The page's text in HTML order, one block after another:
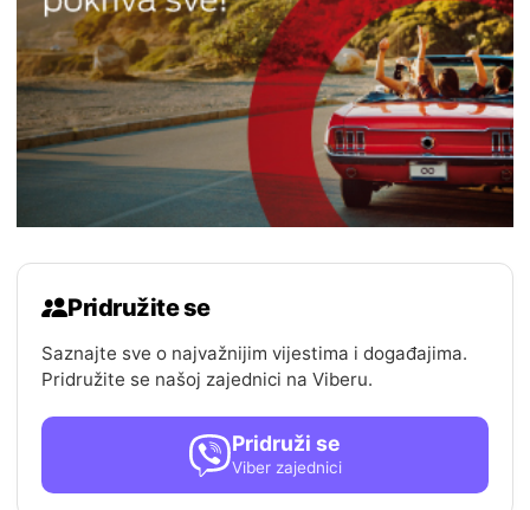
Pridružite se
Saznajte sve o najvažnijim vijestima i događajima.
Pridružite se našoj zajednici na Viberu.
Pridruži se
Viber zajednici